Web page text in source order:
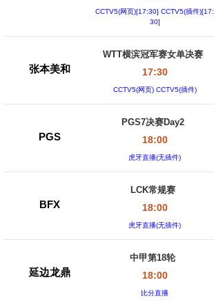
CCTV5(网页)[17:30] CCTV5(插件)[17:
30]
张本美和
WTT横滨冠军赛女单决赛
17:30
CCTV5(网页) CCTV5(插件)
PGS
PGS7决赛Day2
18:00
虎牙直播(无插件)
BFX
LCK常规赛
18:00
虎牙直播(无插件)
延边龙鼎
中甲第18轮
18:00
比分直播